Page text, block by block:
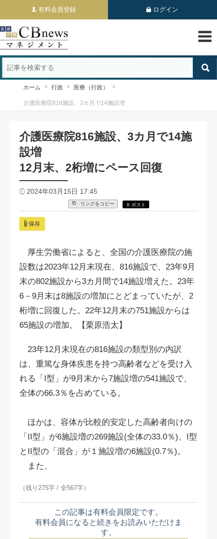
有料会員登録 ログイン
ホーム 行政 医療（行政）
介護医療院816施設、3カ月で14施設増
介護医療院816施設、3カ月で14施
設増
12月末、2桁増にペース回復
2024年03月15日 17:45
リンクをコピー X ポスト
保存
厚生労働省によると、全国の介護医療院の施
設数は2023年12月末現在、816施設で、23年9月
末の802施設から3カ月間で14施設増えた。23年
6－9月末は8施設の増加にとどまっていたが、2
桁増に回復した。22年12月末の751施設からは
65施設の増加。【栗原浩太】
23年12月末現在の816施設の類型別の内訳
は、重篤な身体疾患を持つ高齢者などを受け入
れる「I型」が9月末から7施設増の541施設で、
全体の66.3％を占めている。
ほかは、容体が比較的安定した高齢者向けの
「II型」が6施設増の269施設(全体の33.0％)、I型
とII型の「混合」が１施設増の6施設(0.7％)。
また、
（残り275字 / 全567字）
この記事は有料会員限定です。
有料会員になると続きをお読みいただけま
す。